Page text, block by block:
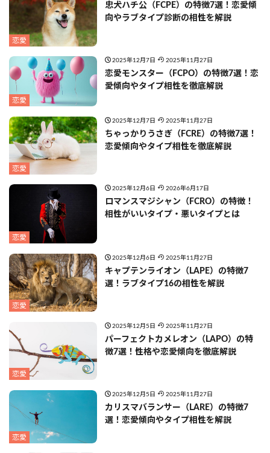
恋愛
忠犬ハチ公（FCPE）の特徴7選！恋愛傾
向やラブタイプ診断の相性を解説
恋愛
2025年12月7日 2025年11月27日
恋愛モンスター（FCPO）の特徴7選！恋
愛傾向やタイプ相性を徹底解説
恋愛
2025年12月7日 2025年11月27日
ちゃっかりうさぎ（FCRE）の特徴7選！
恋愛傾向やタイプ相性を徹底解説
恋愛
2025年12月6日 2026年6月17日
ロマンスマジシャン（FCRO）の特徴！
相性がいいタイプ・悪いタイプとは
恋愛
2025年12月6日 2025年11月27日
キャプテンライオン（LAPE）の特徴7
選！ラブタイプ16の相性を解説
恋愛
2025年12月5日 2025年11月27日
パーフェクトカメレオン（LAPO）の特
徴7選！性格や恋愛傾向を徹底解説
恋愛
2025年12月5日 2025年11月27日
カリスマバランサー（LARE）の特徴7
選！恋愛傾向やタイプ相性を解説